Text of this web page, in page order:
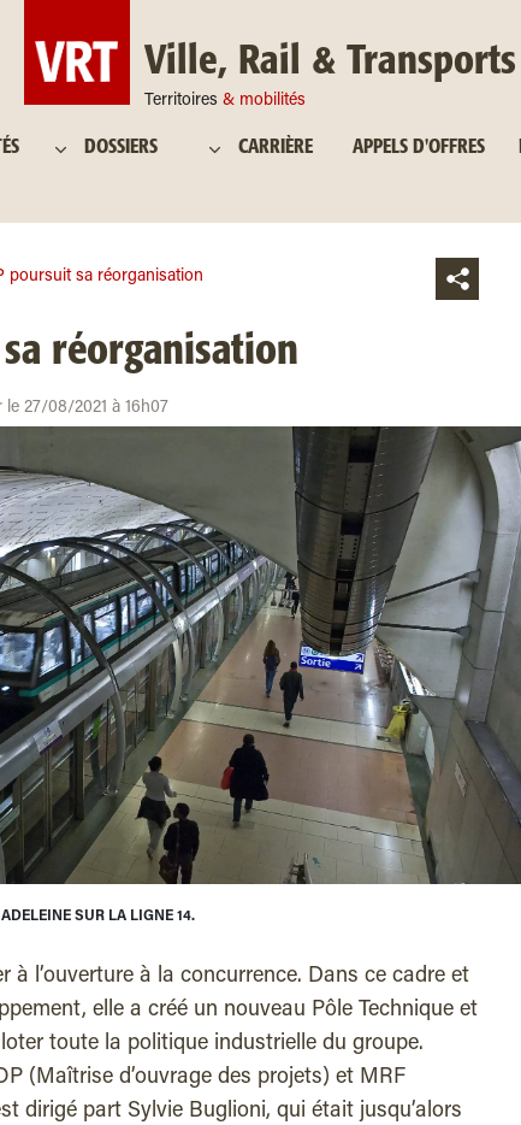
Ville, Rail & Transports
Territoires & mobilités
DOSSIERS CARRIÈRE APPELS D'OFFRES
poursuit sa réorganisation
réorganisation
le 27/08/2021 à 16h07
SUR LA LIGNE 14.
à l’ouverture à la concurrence. Dans ce cadre et
elle a créé un nouveau Pôle Technique et
toute la politique industrielle du groupe.
(Maîtrise d’ouvrage des projets) et MRF
dirigé part Sylvie Buglioni, qui était jusqu’alors